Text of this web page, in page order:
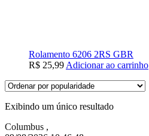
Rolamento 6206 2RS GBR
R$ 25,99Adicionar ao carrinho
Exibindo um único resultado
Columbus ,